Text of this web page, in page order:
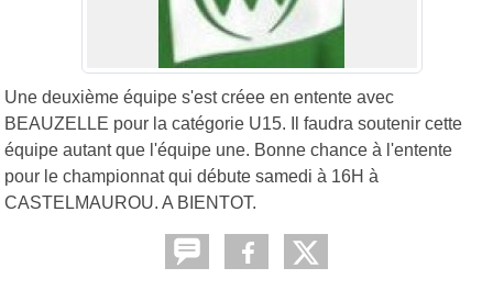
Une deuxième équipe s'est créee en entente avec
BEAUZELLE pour la catégorie U15. Il faudra soutenir cette
équipe autant que l'équipe une. Bonne chance à l'entente
pour le championnat qui débute samedi à 16H à
CASTELMAUROU. A BIENTOT.